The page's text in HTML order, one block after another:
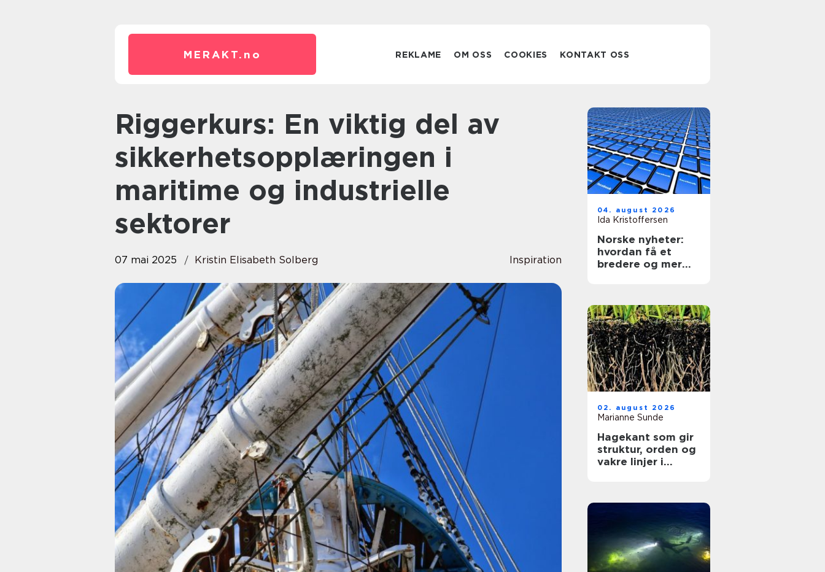
MERAKT. no REKLAME OM OSS COOKIES KONTAKT OSS
Riggerkurs: En viktig del av
sikkerhetsopplæringen i
maritime og industrielle
sektorer
07 mai 2025 Kristin Elisabeth Solberg Inspiration
04. august 2026
Ida Kristoffersen
Norske nyheter:
hvordan få et
bredere og mer
02. august 2026
Marianne Sunde
Hagekant som gir
struktur, orden og
vakre linjer i